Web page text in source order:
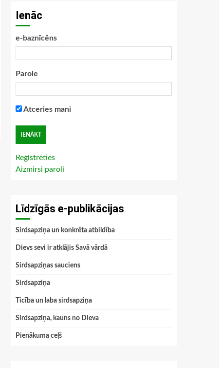
Ienāc
e-baznīcēns
Parole
Atceries mani
Reģistrēties
Aizmirsi paroli
Līdzīgās e-publikācijas
Sirdsapziņa un konkrēta atbildība
Dievs sevi ir atklājis Savā vārdā
Sirdsapziņas sauciens
Sirdsapziņa
Ticība un laba sirdsapziņa
Sirdsapziņa, kauns no Dieva
Pienākuma ceļš